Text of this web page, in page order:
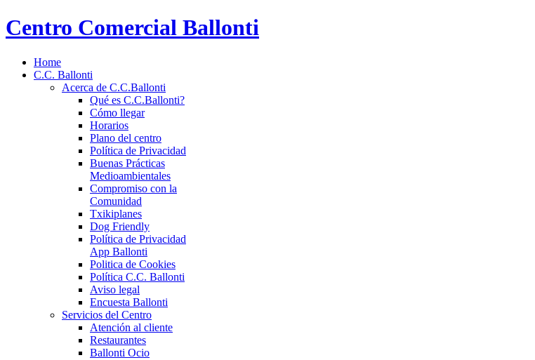
Centro Comercial Ballonti
Home
C.C. Ballonti
Acerca de C.C.Ballonti
Qué es C.C.Ballonti?
Cómo llegar
Horarios
Plano del centro
Política de Privacidad
Buenas Prácticas
Medioambientales
Compromiso con la
Comunidad
Txikiplanes
Dog Friendly
Política de Privacidad
App Ballonti
Politica de Cookies
Política C.C. Ballonti
Aviso legal
Encuesta Ballonti
Servicios del Centro
Atención al cliente
Restaurantes
Ballonti Ocio